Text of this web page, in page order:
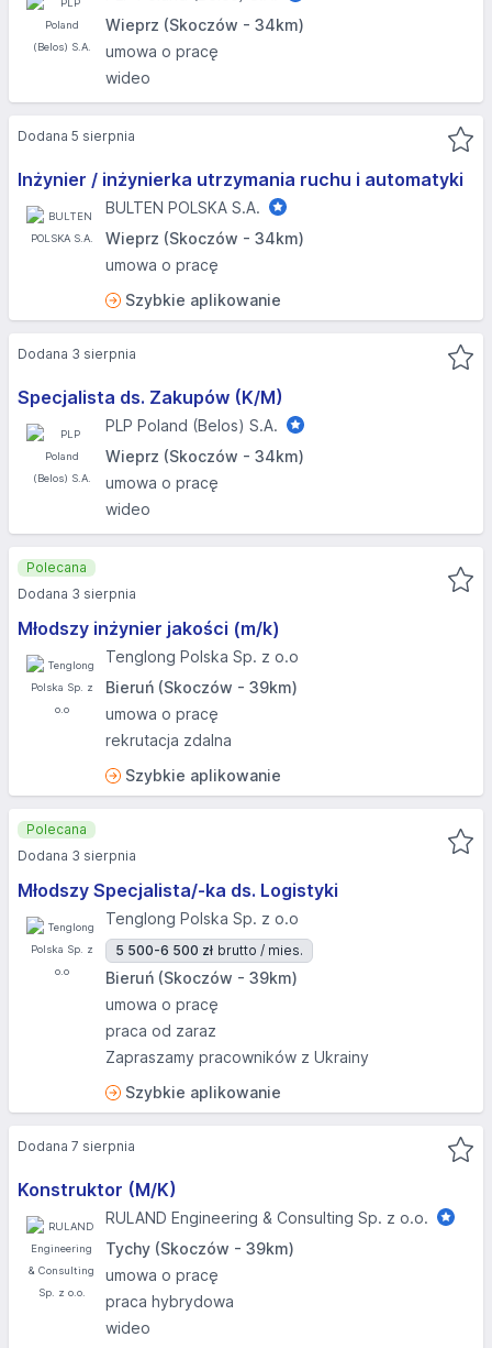
Wieprz (Skoczów - 34km)
umowa o pracę
wideo
Inżynier / inżynierka utrzymania ruchu i automatyki
BULTEN POLSKA S.A.
Wieprz (Skoczów - 34km)
umowa o pracę
Szybkie aplikowanie
Dodana 5 sierpnia
Specjalista ds. Zakupów (K/M)
PLP Poland (Belos) S.A.
Wieprz (Skoczów - 34km)
umowa o pracę
wideo
Dodana 3 sierpnia
Młodszy inżynier jakości (m/k)
Tenglong Polska Sp. z o.o
Bieruń (Skoczów - 39km)
umowa o pracę
rekrutacja zdalna
Szybkie aplikowanie
Polecana
Dodana 3 sierpnia
Młodszy Specjalista/-ka ds. Logistyki
Tenglong Polska Sp. z o.o
5 500-6 500 zł brutto / mies.
Bieruń (Skoczów - 39km)
umowa o pracę
praca od zaraz
Zapraszamy pracowników z Ukrainy
Szybkie aplikowanie
Polecana
Dodana 3 sierpnia
Konstruktor (M/K)
RULAND Engineering & Consulting Sp. z o.o.
Tychy (Skoczów - 39km)
umowa o pracę
praca hybrydowa
wideo
Dodana 7 sierpnia